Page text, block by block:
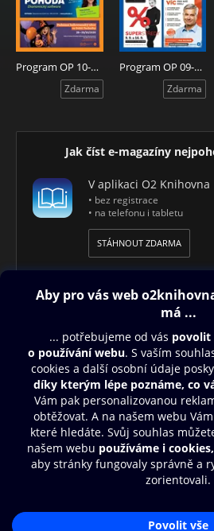
Program OP 10-2020
Zdarma
Program OP 09-2020
Zdarma
Jak číst e-magazíny
V aplikaci O2 Knihovna
• bez registrace
• na telefonu i tabletu
STÁHNOUT ZDARMA
Obsah ke stažení
Moje O2 Knihovna
Další zábava
© O2 Czech Republic a.s.